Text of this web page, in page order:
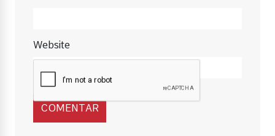
Website